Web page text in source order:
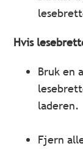
Hvis
Bruk en
laderen.
Fjern